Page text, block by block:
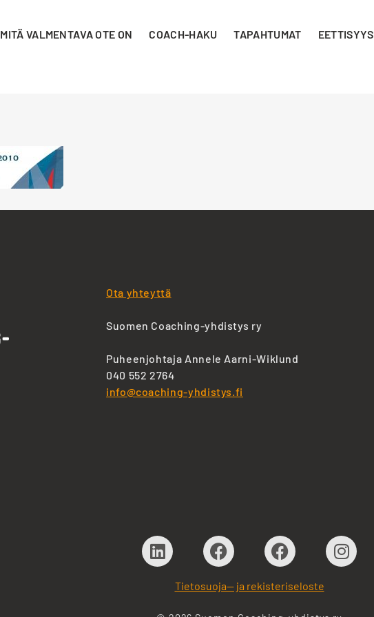
MITÄ VALMENTAVA OTE ON COACH-HAKU TAPAHTUMAT EETTISYYS
Ota yhteyttä
Suomen Coaching-yhdistys ry
Puheenjohtaja Annele Aarni-Wiklund
040 552 2764
info@coaching-yhdistys.fi
Tietosuoja— ja rekisteriseloste